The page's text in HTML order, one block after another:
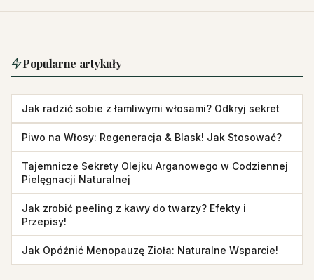
Popularne artykuły
Jak radzić sobie z łamliwymi włosami? Odkryj sekret
Piwo na Włosy: Regeneracja & Blask! Jak Stosować?
Tajemnicze Sekrety Olejku Arganowego w Codziennej
Pielęgnacji Naturalnej
Jak zrobić peeling z kawy do twarzy? Efekty i
Przepisy!
Jak Opóźnić Menopauzę Zioła: Naturalne Wsparcie!